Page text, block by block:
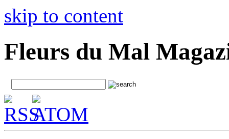
skip to content
Fleurs du Mal